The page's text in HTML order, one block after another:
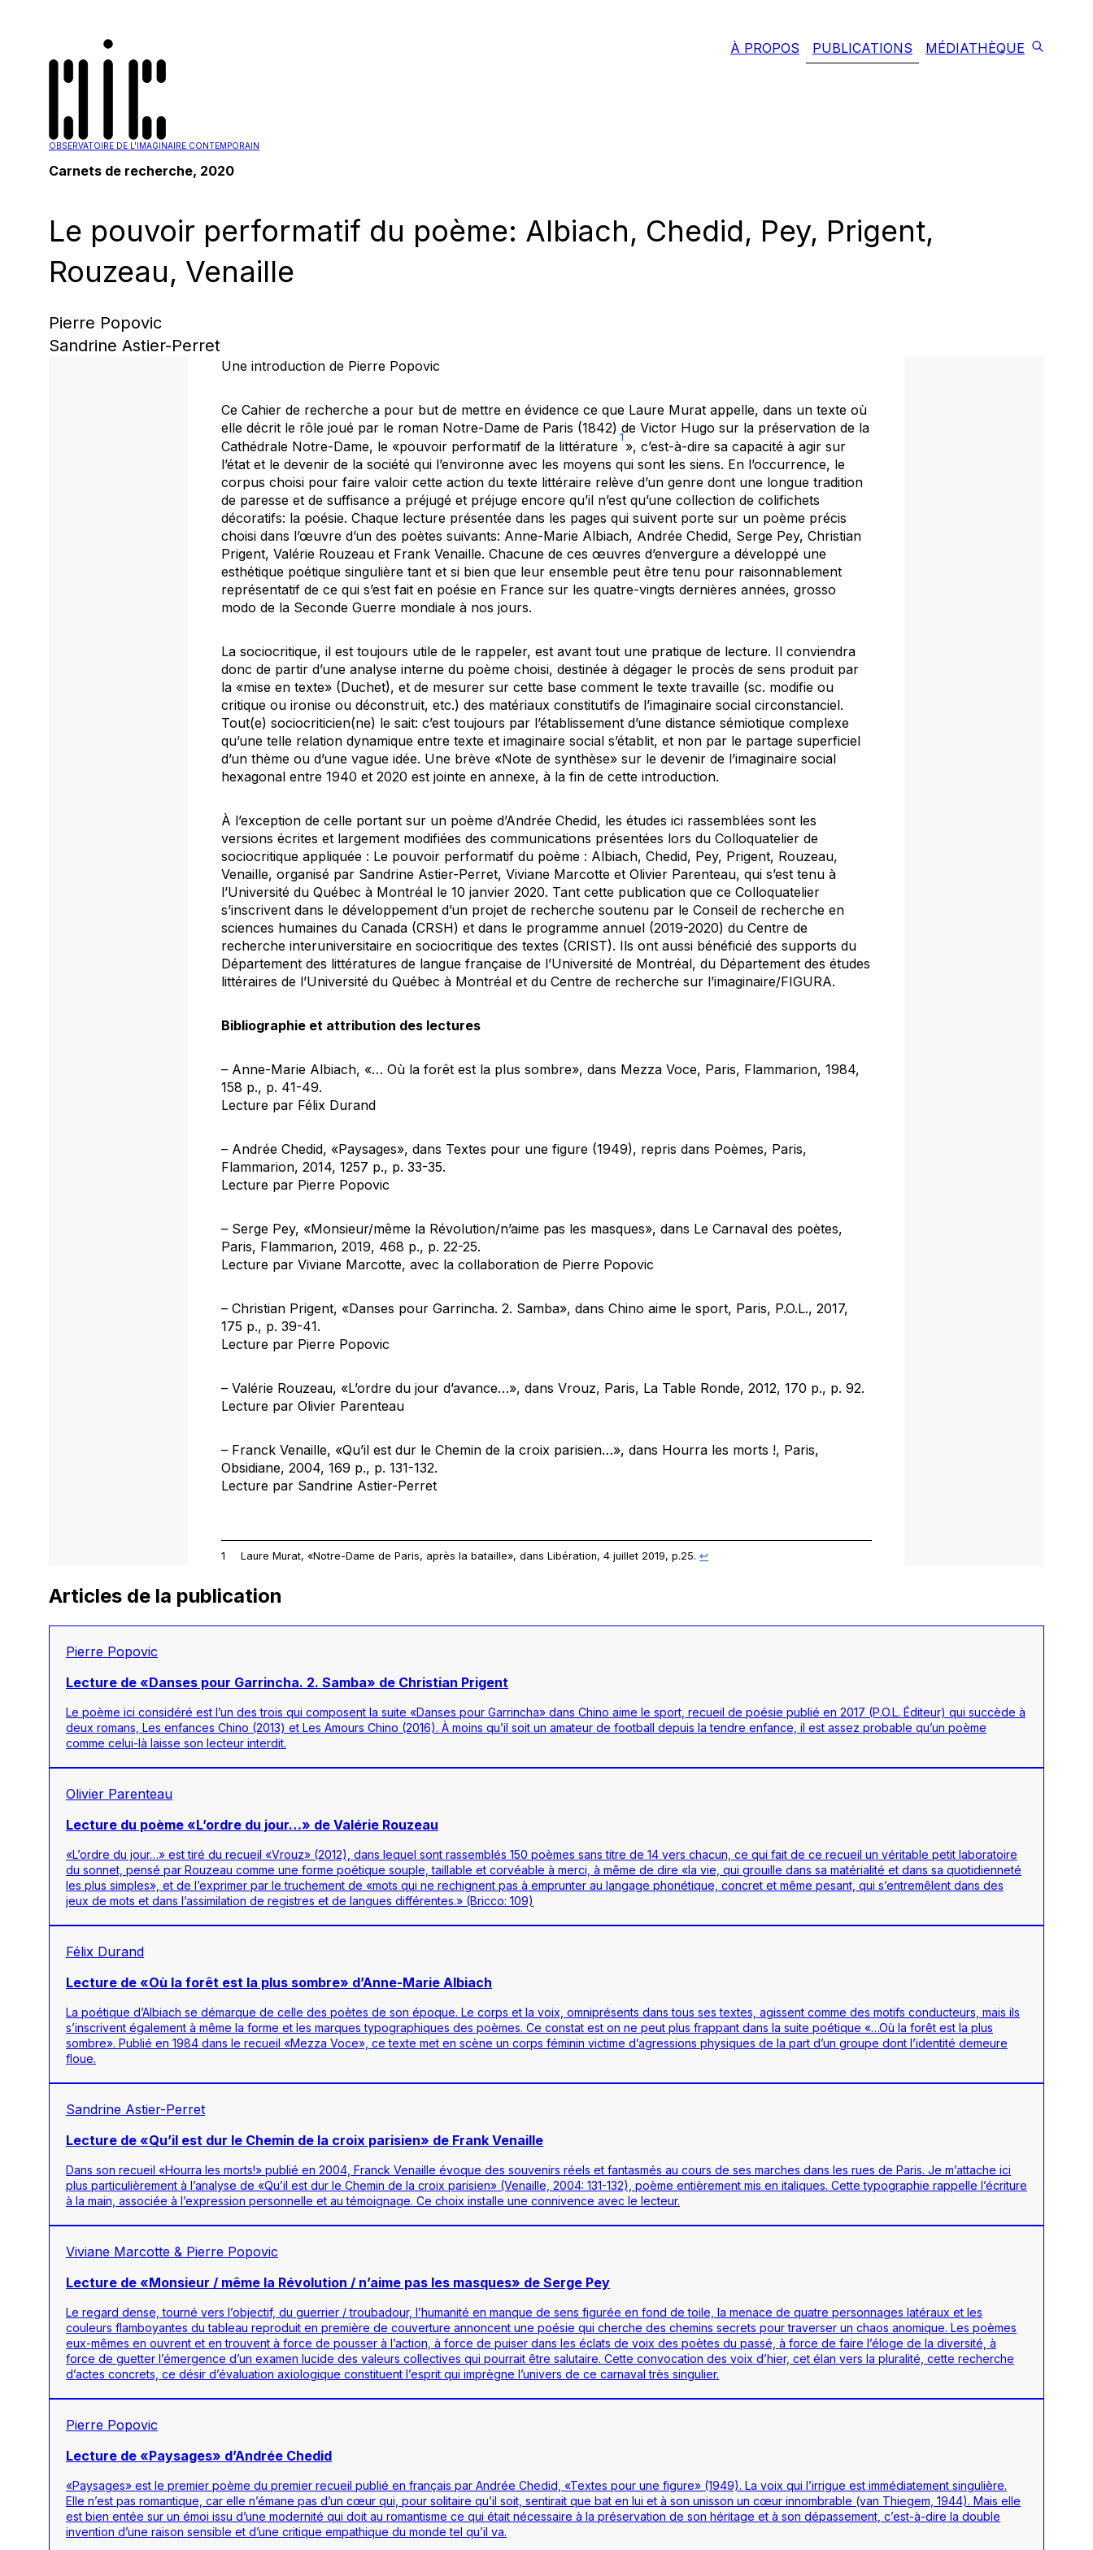
OBSERVATOIRE DE L'IMAGINAIRE CONTEMPORAIN
À PROPOS PUBLICATIONS MÉDIATHÈQUE
Carnets de recherche, 2020
Le pouvoir performatif du poème: Albiach, Chedid, Pey, Prigent,
Rouzeau, Venaille
Pierre Popovic
Sandrine Astier-Perret
Une introduction de Pierre Popovic
Ce Cahier de recherche a pour but de mettre en évidence ce que Laure Murat appelle, dans un texte où
elle décrit le rôle joué par le roman Notre-Dame de Paris (1842) de Victor Hugo sur la préservation de la
Cathédrale Notre-Dame, le «pouvoir performatif de la littérature
1
», c’est-à-dire sa capacité à agir sur
l’état et le devenir de la société qui l’environne avec les moyens qui sont les siens. En l’occurrence, le
corpus choisi pour faire valoir cette action du texte littéraire relève d’un genre dont une longue tradition
de paresse et de suffisance a préjugé et préjuge encore qu’il n’est qu’une collection de colifichets
décoratifs: la poésie. Chaque lecture présentée dans les pages qui suivent porte sur un poème précis
choisi dans l’œuvre d’un des poètes suivants: Anne-Marie Albiach, Andrée Chedid, Serge Pey, Christian
Prigent, Valérie Rouzeau et Frank Venaille. Chacune de ces œuvres d’envergure a développé une
esthétique poétique singulière tant et si bien que leur ensemble peut être tenu pour raisonnablement
représentatif de ce qui s’est fait en poésie en France sur les quatre-vingts dernières années, grosso
modo de la Seconde Guerre mondiale à nos jours.
La sociocritique, il est toujours utile de le rappeler, est avant tout une pratique de lecture. Il conviendra
donc de partir d’une analyse interne du poème choisi, destinée à dégager le procès de sens produit par
la «mise en texte» (Duchet), et de mesurer sur cette base comment le texte travaille (sc. modifie ou
critique ou ironise ou déconstruit, etc.) des matériaux constitutifs de l’imaginaire social circonstanciel.
Tout(e) sociocriticien(ne) le sait: c’est toujours par l’établissement d’une distance sémiotique complexe
qu’une telle relation dynamique entre texte et imaginaire social s’établit, et non par le partage superficiel
d’un thème ou d’une vague idée. Une brève «Note de synthèse» sur le devenir de l’imaginaire social
hexagonal entre 1940 et 2020 est jointe en annexe, à la fin de cette introduction.
À l’exception de celle portant sur un poème d’Andrée Chedid, les études ici rassemblées sont les
versions écrites et largement modifiées des communications présentées lors du Colloquatelier de
sociocritique appliquée : Le pouvoir performatif du poème : Albiach, Chedid, Pey, Prigent, Rouzeau,
Venaille, organisé par Sandrine Astier-Perret, Viviane Marcotte et Olivier Parenteau, qui s’est tenu à
l’Université du Québec à Montréal le 10 janvier 2020. Tant cette publication que ce Colloquatelier
s’inscrivent dans le développement d’un projet de recherche soutenu par le Conseil de recherche en
sciences humaines du Canada (CRSH) et dans le programme annuel (2019-2020) du Centre de
recherche interuniversitaire en sociocritique des textes (CRIST). Ils ont aussi bénéficié des supports du
Département des littératures de langue française de l’Université de Montréal, du Département des études
littéraires de l’Université du Québec à Montréal et du Centre de recherche sur l’imaginaire/FIGURA.
Bibliographie et attribution des lectures
– Anne-Marie Albiach, «… Où la forêt est la plus sombre», dans Mezza Voce, Paris, Flammarion, 1984,
158 p., p. 41-49.
Lecture par Félix Durand
– Andrée Chedid, «Paysages», dans Textes pour une figure (1949), repris dans Poèmes, Paris,
Flammarion, 2014, 1257 p., p. 33-35.
Lecture par Pierre Popovic
– Serge Pey, «Monsieur/même la Révolution/n’aime pas les masques», dans Le Carnaval des poètes,
Paris, Flammarion, 2019, 468 p., p. 22-25.
Lecture par Viviane Marcotte, avec la collaboration de Pierre Popovic
– Christian Prigent, «Danses pour Garrincha. 2. Samba», dans Chino aime le sport, Paris, P.O.L., 2017,
175 p., p. 39-41.
Lecture par Pierre Popovic
– Valérie Rouzeau, «L’ordre du jour d’avance…», dans Vrouz, Paris, La Table Ronde, 2012, 170 p., p. 92.
Lecture par Olivier Parenteau
– Franck Venaille, «Qu’il est dur le Chemin de la croix parisien…», dans Hourra les morts !, Paris,
Obsidiane, 2004, 169 p., p. 131-132.
Lecture par Sandrine Astier-Perret
1 Laure Murat, «Notre-Dame de Paris, après la bataille», dans Libération, 4 juillet 2019, p.25.↩︎
Articles de la publication
Pierre Popovic
Lecture de «Danses pour Garrincha. 2. Samba» de Christian Prigent
Le poème ici considéré est l’un des trois qui composent la suite «Danses pour Garrincha» dans Chino aime le sport, recueil de poésie publié en 2017 (P.O.L. Éditeur) qui succède à
deux romans, Les enfances Chino (2013) et Les Amours Chino (2016). À moins qu’il soit un amateur de football depuis la tendre enfance, il est assez probable qu’un poème
comme celui-là laisse son lecteur interdit.
Olivier Parenteau
Lecture du poème «L’ordre du jour…» de Valérie Rouzeau
«L’ordre du jour…» est tiré du recueil «Vrouz» (2012), dans lequel sont rassemblés 150 poèmes sans titre de 14 vers chacun, ce qui fait de ce recueil un véritable petit laboratoire
du sonnet, pensé par Rouzeau comme une forme poétique souple, taillable et corvéable à merci, à même de dire «la vie, qui grouille dans sa matérialité et dans sa quotidienneté
les plus simples», et de l’exprimer par le truchement de «mots qui ne rechignent pas à emprunter au langage phonétique, concret et même pesant, qui s’entremêlent dans des
jeux de mots et dans l’assimilation de registres et de langues différentes.» (Bricco: 109)
Félix Durand
Lecture de «Où la forêt est la plus sombre» d’Anne-Marie Albiach
La poétique d’Albiach se démarque de celle des poètes de son époque. Le corps et la voix, omniprésents dans tous ses textes, agissent comme des motifs conducteurs, mais ils
s’inscrivent également à même la forme et les marques typographiques des poèmes. Ce constat est on ne peut plus frappant dans la suite poétique «…Où la forêt est la plus
sombre». Publié en 1984 dans le recueil «Mezza Voce», ce texte met en scène un corps féminin victime d’agressions physiques de la part d’un groupe dont l’identité demeure
floue.
Sandrine Astier-Perret
Lecture de «Qu’il est dur le Chemin de la croix parisien» de Frank Venaille
Dans son recueil «Hourra les morts!» publié en 2004, Franck Venaille évoque des souvenirs réels et fantasmés au cours de ses marches dans les rues de Paris. Je m’attache ici
plus particulièrement à l’analyse de «Qu’il est dur le Chemin de la croix parisien» (Venaille, 2004: 131-132), poème entièrement mis en italiques. Cette typographie rappelle l’écriture
à la main, associée à l’expression personnelle et au témoignage. Ce choix installe une connivence avec le lecteur.
Viviane Marcotte & Pierre Popovic
Lecture de «Monsieur / même la Révolution / n’aime pas les masques» de Serge Pey
Le regard dense, tourné vers l’objectif, du guerrier / troubadour, l’humanité en manque de sens figurée en fond de toile, la menace de quatre personnages latéraux et les
couleurs flamboyantes du tableau reproduit en première de couverture annoncent une poésie qui cherche des chemins secrets pour traverser un chaos anomique. Les poèmes
eux-mêmes en ouvrent et en trouvent à force de pousser à l’action, à force de puiser dans les éclats de voix des poètes du passé, à force de faire l’éloge de la diversité, à
force de guetter l’émergence d’un examen lucide des valeurs collectives qui pourrait être salutaire. Cette convocation des voix d’hier, cet élan vers la pluralité, cette recherche
d’actes concrets, ce désir d’évaluation axiologique constituent l’esprit qui imprègne l’univers de ce carnaval très singulier.
Pierre Popovic
Lecture de «Paysages» d’Andrée Chedid
«Paysages» est le premier poème du premier recueil publié en français par Andrée Chedid, «Textes pour une figure» (1949). La voix qui l’irrigue est immédiatement singulière.
Elle n’est pas romantique, car elle n’émane pas d’un cœur qui, pour solitaire qu’il soit, sentirait que bat en lui et à son unisson un cœur innombrable (van Thiegem, 1944). Mais elle
est bien entée sur un émoi issu d’une modernité qui doit au romantisme ce qui était nécessaire à la préservation de son héritage et à son dépassement, c’est-à-dire la double
invention d’une raison sensible et d’une critique empathique du monde tel qu’il va.